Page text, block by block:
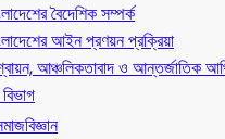
বৈদেশিক সম্পর্ক
আইন প্রণয়ন প্রক্রিয়া
আঞ্চলিকতাবাদ ও আন্তর্জাতিক